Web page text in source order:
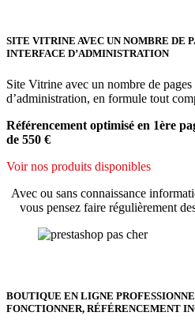
SITE VITRINE AVEC UN NOMBRE DE
INTERFACE D’ADMINISTRATION
Site Vitrine avec un nombre de
d’administration, en formule tout
Référencement optimisé en 1ère
de 550 €
Voir nos produits disponibles
Avec ou sans connaissance
vous pensez faire régulièrement
BOUTIQUE EN LIGNE
FONCTIONNER, RÉFÉRENCEMENT